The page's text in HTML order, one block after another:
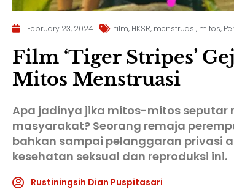
February 23, 2024 film, HKSR, menstruasi, mitos,
Film ‘Tiger Stripes’
Mitos Menstruasi
Apa jadinya jika mitos-mitos seputar
masyarakat? Seorang remaja
bahkan sampai pelanggaran privasi
kesehatan seksual dan reproduksi ini.
Rustiningsih Dian Puspitasari